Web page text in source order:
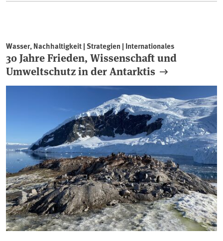
Wasser, Nachhaltigkeit | Strategien | Internationales
30 Jahre Frieden, Wissenschaft und
Umweltschutz in der Antarktis